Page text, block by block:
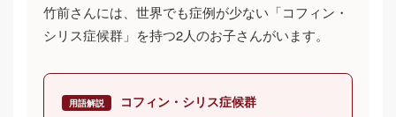
竹前さんには、世界でも症例が少ない「コフィン・
シリス症候群」を持つ2人のお子さんがいます。
用語解説
コフィン・シリス症候群